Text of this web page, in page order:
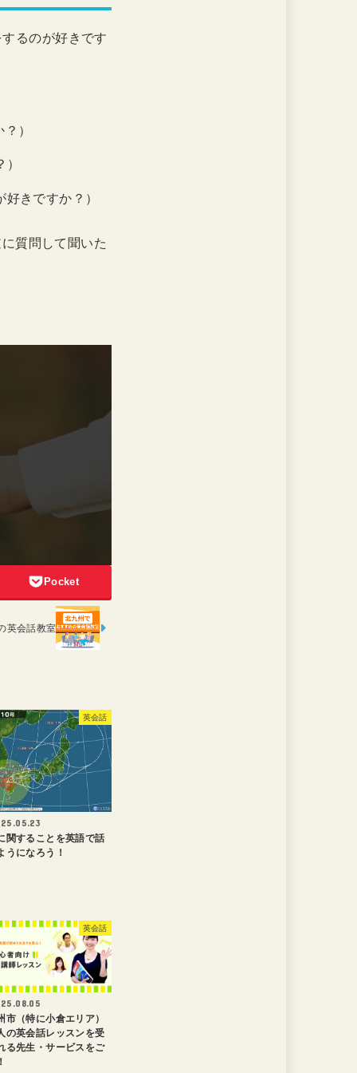
るのが好きです
）
きですか？）
質問して聞いた
Pocket
英会話教室
英会話
関することを英語で話
うになろう！
英会話
市（特に小倉エリア）
の英会話レッスンを受
る先生・サービスをご